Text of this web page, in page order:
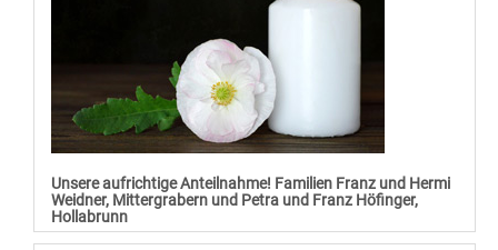
Unsere aufrichtige Anteilnahme! Familien Franz und Hermi
Weidner, Mittergrabern und Petra und Franz Höfinger,
Hollabrunn